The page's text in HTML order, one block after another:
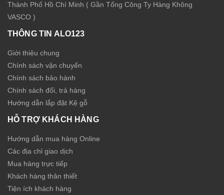
Thành Phố Hồ Chí Minh ( Gần Tổng Công Ty Hàng Không
VASCO )
THÔNG TIN ALO123
Giới thiệu chung
Chính sách vận chuyển
Chính sách bảo hành
Chính sách đổi, trả hàng
Hướng dẫn lắp đặt Kệ gỗ
HỖ TRỢ KHÁCH HÀNG
Hướng dẫn mua hàng Online
Các địa chỉ giao dịch
Mua hàng trực tiếp
Khách hàng thân thiết
Tiện ích khách hàng